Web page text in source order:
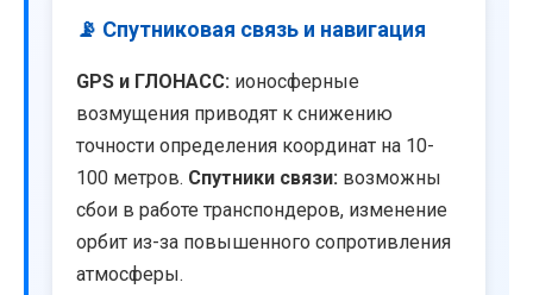
📡 Спутниковая связь и навигация
GPS и ГЛОНАСС: ионосферные
возмущения приводят к снижению
точности определения координат на 10-
100 метров. Спутники связи: возможны
сбои в работе транспондеров, изменение
орбит из-за повышенного сопротивления
атмосферы.